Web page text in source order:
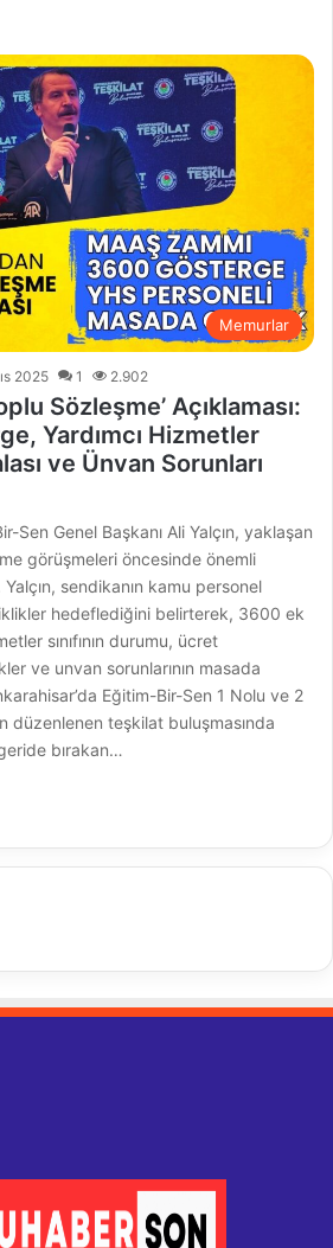
Memurlar
2025 1 2.902
Sözleşme’ Açıklaması:
Yardımcı Hizmetler
ve Ünvan Sorunları
Sen Genel Başkanı Ali Yalçın, yaklaşan
görüşmeleri öncesinde önemli
sendikanın kamu personel
hedeflediğini belirterek, 3600 ek
sınıfının durumu, ücret
ve unvan sorunlarının masada
Eğitim-Bir-Sen 1 Nolu ve 2
düzenlenen teşkilat buluşmasında
bırakan…